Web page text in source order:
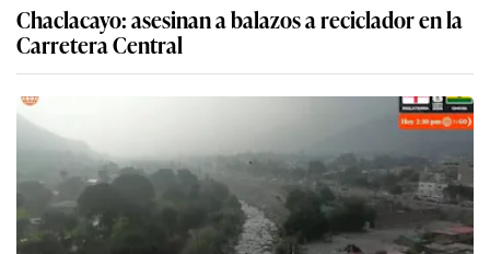
Chaclacayo: asesinan a balazos a reciclador en la
Carretera Central